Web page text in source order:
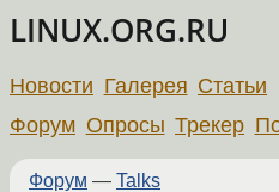
LINUX.ORG.RU
Новости Галерея Статьи
Форум Опросы Трекер
Форум — Talks